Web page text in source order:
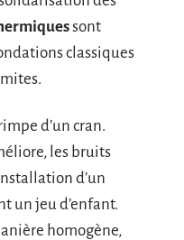
sont
classiques
d’un cran.
les bruits
d’un
un jeu d’enfant.
homogène,